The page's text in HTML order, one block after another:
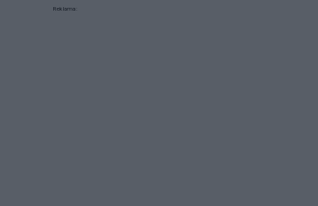
Reklama: